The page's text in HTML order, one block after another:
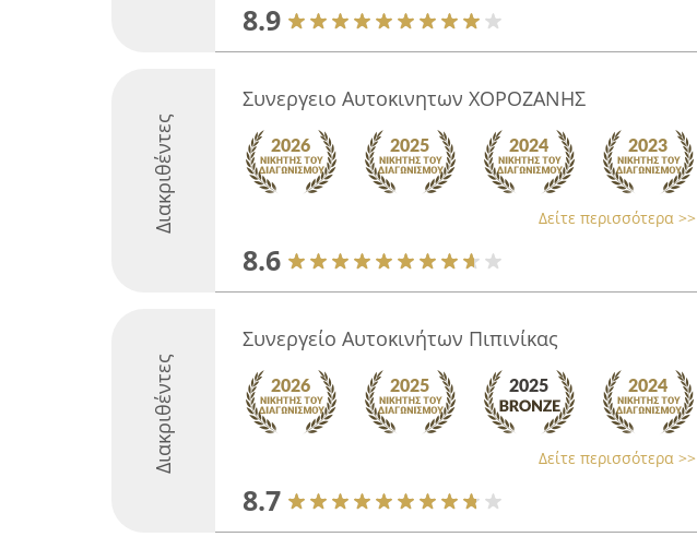
8.9
Διακριθέντες
Συνεργειο Αυτοκινητων ΧΟΡΟΖΑΝΗΣ
Δείτε περισσότερα >>
8.6
Διακριθέντες
Συνεργείο Αυτοκινήτων Πιπινίκας
Δείτε περισσότερα >>
8.7